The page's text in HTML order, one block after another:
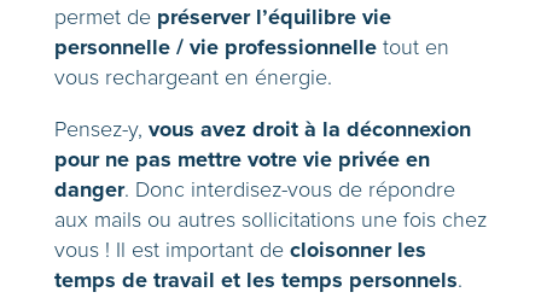
permet de préserver l’équilibre vie
personnelle / vie professionnelle tout en
vous rechargeant en énergie.
Pensez-y, vous avez droit à la déconnexion
pour ne pas mettre votre vie privée en
danger. Donc interdisez-vous de répondre
aux mails ou autres sollicitations une fois chez
vous ! Il est important de cloisonner les
temps de travail et les temps personnels.